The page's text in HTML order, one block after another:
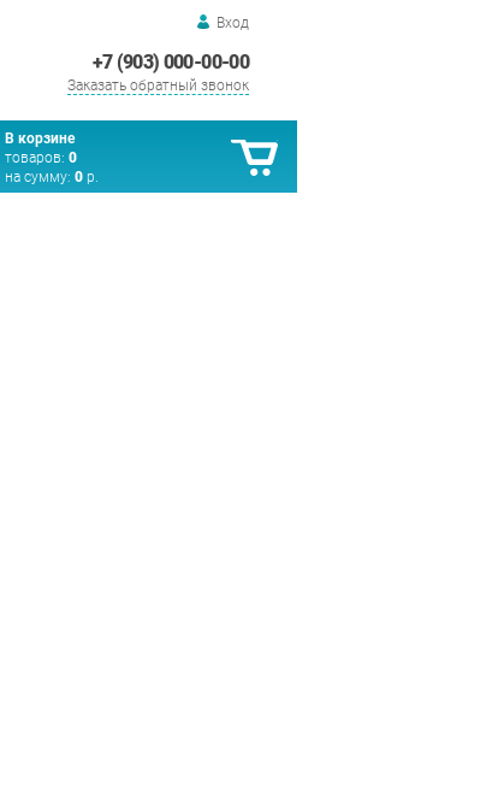
Вход
+7 (903) 000-00-00
Заказать обратный звонок
В корзине
товаров: 0
на сумму: 0 р.